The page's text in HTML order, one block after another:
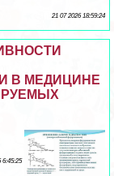
21 07 2026 18:59:24
В МЕДИЦИНЕ
6:45:25